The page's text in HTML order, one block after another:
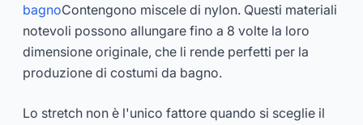
2025-03 Dayu
Consulta Ora
bagnoContengono miscele di nylon. Questi materiali
notevoli possono allungare fino a 8 volte la loro
dimensione originale, che li rende perfetti per la
produzione di costumi da bagno.
Lo stretch non è l'unico fattore quando si sceglie il